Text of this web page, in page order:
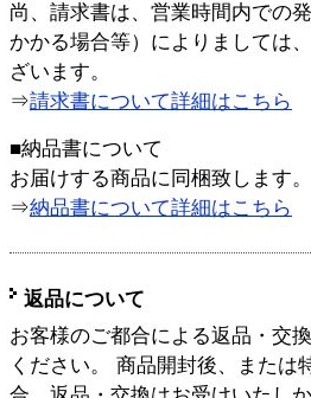
尚、請求書は、営業時間内での
かかる場合等）によりましては
ざいます。
⇒請求書について詳細はこちら
■納品書について
お届けする商品に同梱致します。
⇒納品書について詳細はこちら
返品について
お客様のご都合による返品・交
ください。 商品開封後、または